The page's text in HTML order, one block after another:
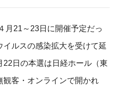
月21～23日に開催予定だっ
イルスの感染拡大を受けて延
22日の本選は 日経ホール（東
観客・オンラインで開かれ